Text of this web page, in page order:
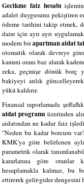
Gecikme faiz hesabı
adalet duygusunu pekiştiren
ödeme tarihini takip etmek,
daire için ayrı ayrı
modern birapartman aidat
otomatik olarak devreye
kanuni oranı baz alarak
zeka, geçmişe dönük borç
bakiyeyi anlık
yükü kaldırır.
Finansal raporlamada
aidat programı üzerinden
aidatından ne kadar faiz
"Neden bu kadar borcum
KMK'ya göre belirlenen
parametrik olarak
kararlarına göre oranlar
hesaplamakla kalmaz, bu
ettirerek gelir-gider dengesini